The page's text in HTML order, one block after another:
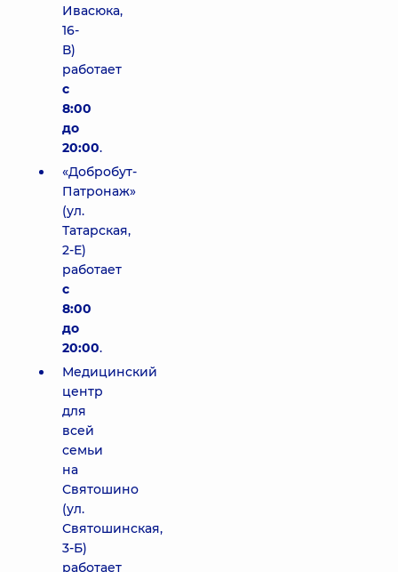
Ивасюка,
16-
В)
работает
с
8:00
до
20:00.
«Добробут-
Патронаж»
(ул.
Татарская,
2-Е)
работает
с
8:00
до
20:00.
Медицинский
центр
для
всей
семьи
на
Святошино
(ул.
Святошинская,
3-Б)
работает